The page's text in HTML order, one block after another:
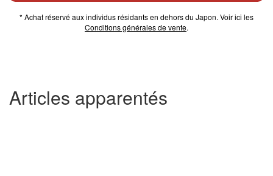
Articles apparentés
* Achat réservé aux individus résidants en dehors du Japon. Voir ici les
Conditions générales de vente.